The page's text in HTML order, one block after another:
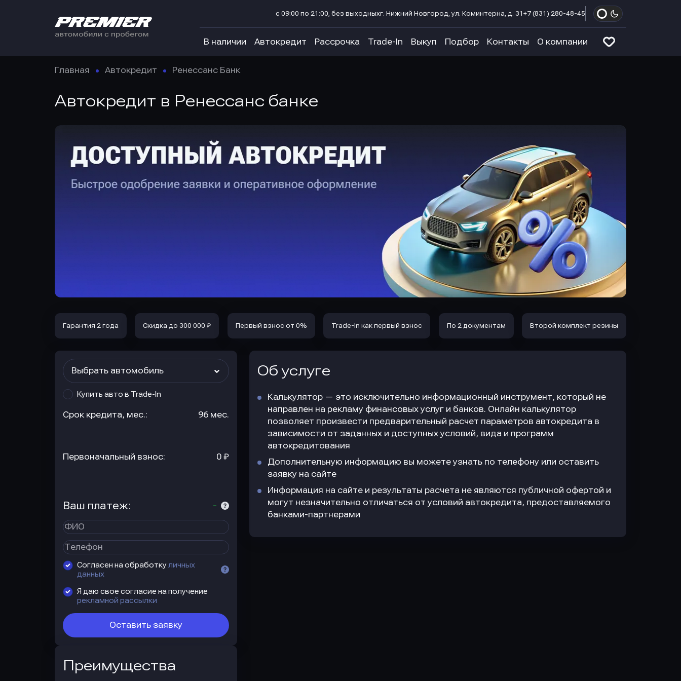
с 09:00 по 21:00, без выходныхг. Нижний Новгород, ул. Коминтерна, д. 31 +7 (831) 280-48-45
В наличии Автокредит Рассрочка Trade-In Выкуп Подбор Контакты О компании
Главная Автокредит Ренессанс Банк
Автокредит в Ренессанс банке
Гарантия 2 года Скидка до 300 000 ₽ Первый взнос от 0% Trade-In как первый взнос По 2 документам Второй комплект резины
Выбрать автомобиль
Купить авто в Trade-In
Срок кредита, мес.: 96 мес.
Первоначальный взнос: 0 ₽
Ваш платеж: -
Согласен на обработку личных
данных
Я даю свое согласие на получение
рекламной рассылки
Оставить заявку
Преимущества
Об услуге
Калькулятор — это исключительно информационный инструмент, который не
направлен на рекламу финансовых услуг и банков. Онлайн калькулятор
позволяет произвести предварительный расчет параметров автокредита в
зависимости от заданных и доступных условий, вида и программ
автокредитования
Дополнительную информацию вы можете узнать по телефону или оставить
заявку на сайте
Информация на сайте и результаты расчета не являются публичной офертой и
могут незначительно отличаться от условий автокредита, предоставляемого
банками-партнерами